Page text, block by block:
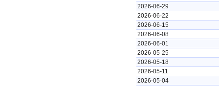
2026-06-29
2026-06-22
2026-06-15
2026-06-08
2026-06-01
2026-05-25
2026-05-18
2026-05-11
2026-05-04